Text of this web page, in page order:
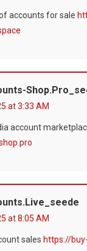
accounts for sale
at 3:33 AM
account
at 8:05 AM
sales https://